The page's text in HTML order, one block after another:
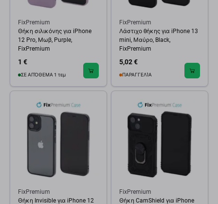
FixPremium
Θήκη σιλικόνης για iPhone
12 Pro, Μωβ, Purple,
FixPremium
1 €
ΣΕ ΑΠΌΘΕΜΑ 1 τεμ
FixPremium
Λάστιχο θήκης για iPhone 13
mini, Μαύρο, Black,
FixPremium
5,02 €
ΠΑΡΑΓΓΕΛΊΑ
FixPremium
Θήκη Invisible για iPhone 12
FixPremium
Θήκη CamShield για iPhone